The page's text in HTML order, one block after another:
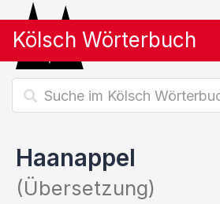
Kölsch Wörterbuch
Haanappel
(Übersetzung)